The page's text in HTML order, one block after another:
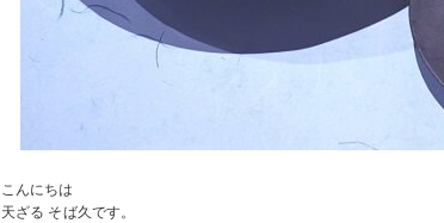
こんにちは
天ざる そば久です。